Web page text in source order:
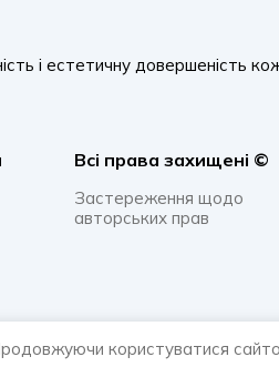
і естетичну довершеність
Всi права захищенi ©
Застереження щодо
авторських прав
користуватися